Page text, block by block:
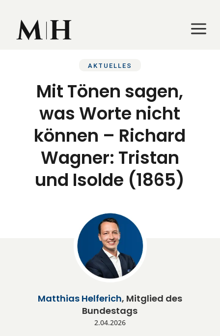
a
a
AKTUELLES
Mit Tönen sagen,
was Worte nicht
können – Richard
Wagner: Tristan
und Isolde (1865)
Matthias Helferich, Mitglied des
Bundestags
2.04.2026